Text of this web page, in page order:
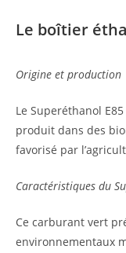
Le boîtier
Origine et production
Le Superéthanol
produit dans des
favorisé par
Caractéristiques du
Ce carburant vert
environnementaux